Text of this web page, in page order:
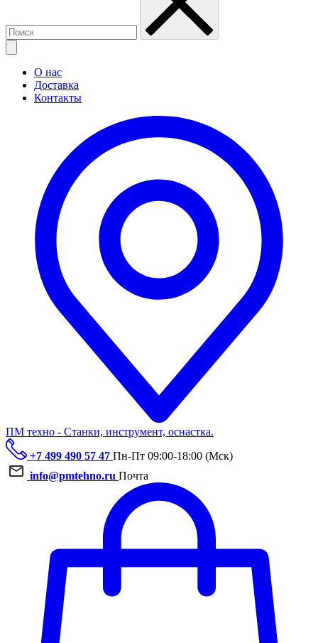
О нас
Доставка
Контакты
ПМ техно - Станки, инструмент, оснастка.
+7 499 490 57 47 Пн-Пт 09:00-18:00 (Мск)
info@pmtehno.ru Почта